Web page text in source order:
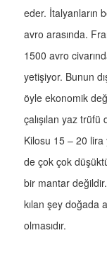
eder. İtalyanların
avro arasında.
1500 avro
yetişiyor. Bunun
öyle ekonomik
çalışılan yaz
Kilosu 15 – 20 lira
de çok çok
bir mantar
kılan şey doğada
olmasıdır.